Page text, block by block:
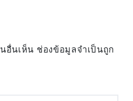
อื่นเห็น ช่องข้อมูลจำเป็นถูก